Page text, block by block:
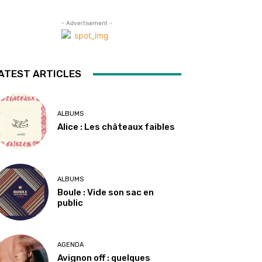
- Advertisement -
ARTICLES
ALBUMS
Alice : Les châteaux faibles
ALBUMS
Boule : Vide son sac en
public
AGENDA
Avignon off : quelques